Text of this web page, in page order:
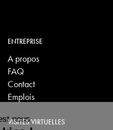
ENTREPRISE
A propos
FAQ
Contact
Emplois
VISITES VIRTUELLES